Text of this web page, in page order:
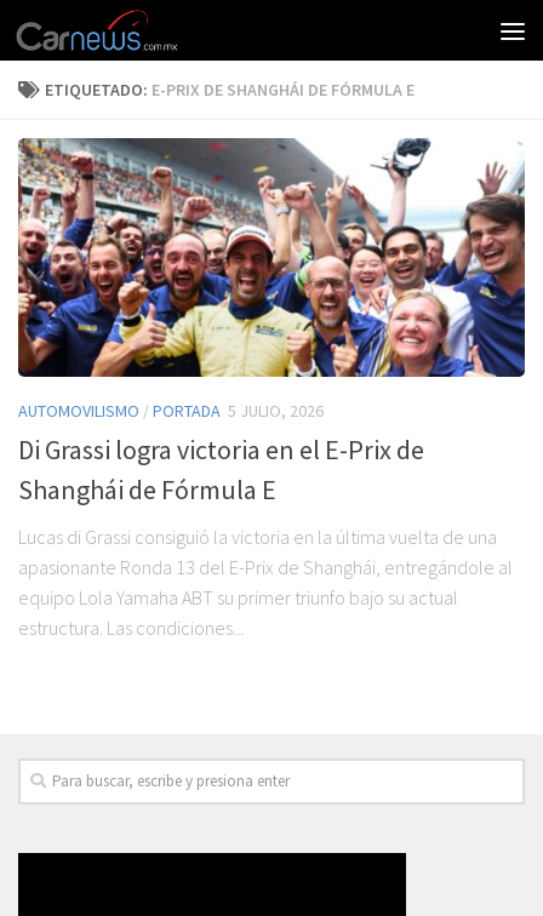
ETIQUETADO: E-PRIX DE SHANGHÁI DE FÓRMULA E
AUTOMOVILISMO /PORTADA 5 JULIO, 2026
Di Grassi logra victoria en el E-Prix de
Shanghái de Fórmula E
Lucas di Grassi consiguió la victoria en la última vuelta de una
apasionante Ronda 13 del E-Prix de Shanghái, entregándole al
equipo Lola Yamaha ABT su primer triunfo bajo su actual
estructura. Las condiciones...